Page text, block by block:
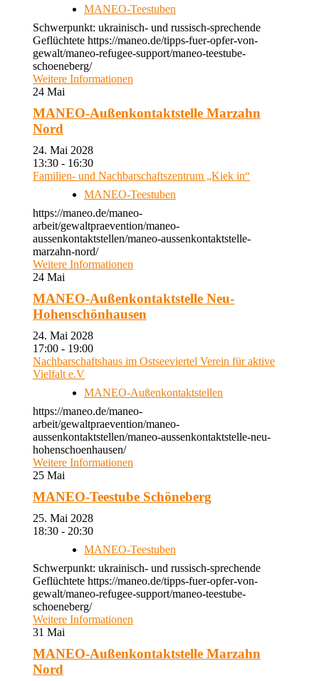
MANEO-Teestuben
Schwerpunkt: ukrainisch- und russisch-sprechende
Geflüchtete https://maneo.de/tipps-fuer-opfer-von-
gewalt/maneo-refugee-support/maneo-teestube-
schoeneberg/
Weitere Informationen
24 Mai
MANEO-Außenkontaktstelle Marzahn
Nord
24. Mai 2028
13:30 - 16:30
Familien- und Nachbarschaftszentrum „Kiek in“
MANEO-Teestuben
https://maneo.de/maneo-
arbeit/gewaltpraevention/maneo-
aussenkontaktstellen/maneo-aussenkontaktstelle-
marzahn-nord/
Weitere Informationen
24 Mai
MANEO-Außenkontaktstelle Neu-
Hohenschönhausen
24. Mai 2028
17:00 - 19:00
Nachbarschaftshaus im Ostseeviertel Verein für aktive
Vielfalt e.V
MANEO-Außenkontaktstellen
https://maneo.de/maneo-
arbeit/gewaltpraevention/maneo-
aussenkontaktstellen/maneo-aussenkontaktstelle-neu-
hohenschoenhausen/
Weitere Informationen
25 Mai
MANEO-Teestube Schöneberg
25. Mai 2028
18:30 - 20:30
MANEO-Teestuben
Schwerpunkt: ukrainisch- und russisch-sprechende
Geflüchtete https://maneo.de/tipps-fuer-opfer-von-
gewalt/maneo-refugee-support/maneo-teestube-
schoeneberg/
Weitere Informationen
31 Mai
MANEO-Außenkontaktstelle Marzahn
Nord